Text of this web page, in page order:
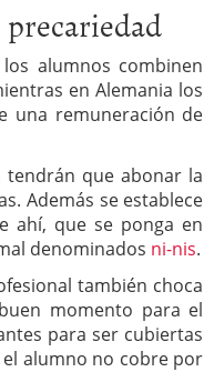
alumnos combinen
en Alemania los
una remuneración de
que abonar la
Además se establece
ahí, que se ponga en
denominados ni-nis.
también choca
momento para el
para ser cubiertas
alumno no cobre por